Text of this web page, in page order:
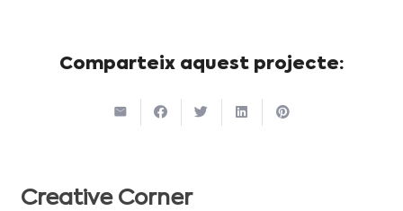
Comparteix aquest projecte:
Creative Corner